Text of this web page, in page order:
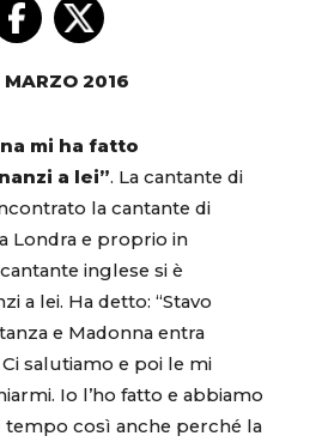
MARZO 2016
mi ha fatto
a lei”. La cantante di
la cantante di
Londra e proprio in
inglese si è
a lei. Ha detto: “Stavo
e Madonna entra
salutiamo e poi le mi
Io l’ho fatto e abbiamo
così anche perché la